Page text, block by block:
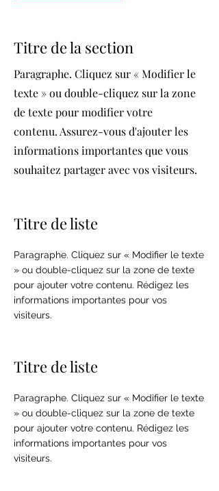
Titre de la section
Paragraphe. Cliquez sur « Modifier le
texte » ou double-cliquez sur la zone
de texte pour modifier votre
contenu. Assurez-vous d'ajouter les
informations importantes que vous
souhaitez partager avec vos visiteurs.
Titre de liste
Paragraphe. Cliquez sur « Modifier le texte
» ou double-cliquez sur la zone de texte
pour ajouter votre contenu. Rédigez les
informations importantes pour vos
visiteurs.
Titre de liste
Paragraphe. Cliquez sur « Modifier le texte
» ou double-cliquez sur la zone de texte
pour ajouter votre contenu. Rédigez les
informations importantes pour vos
visiteurs.